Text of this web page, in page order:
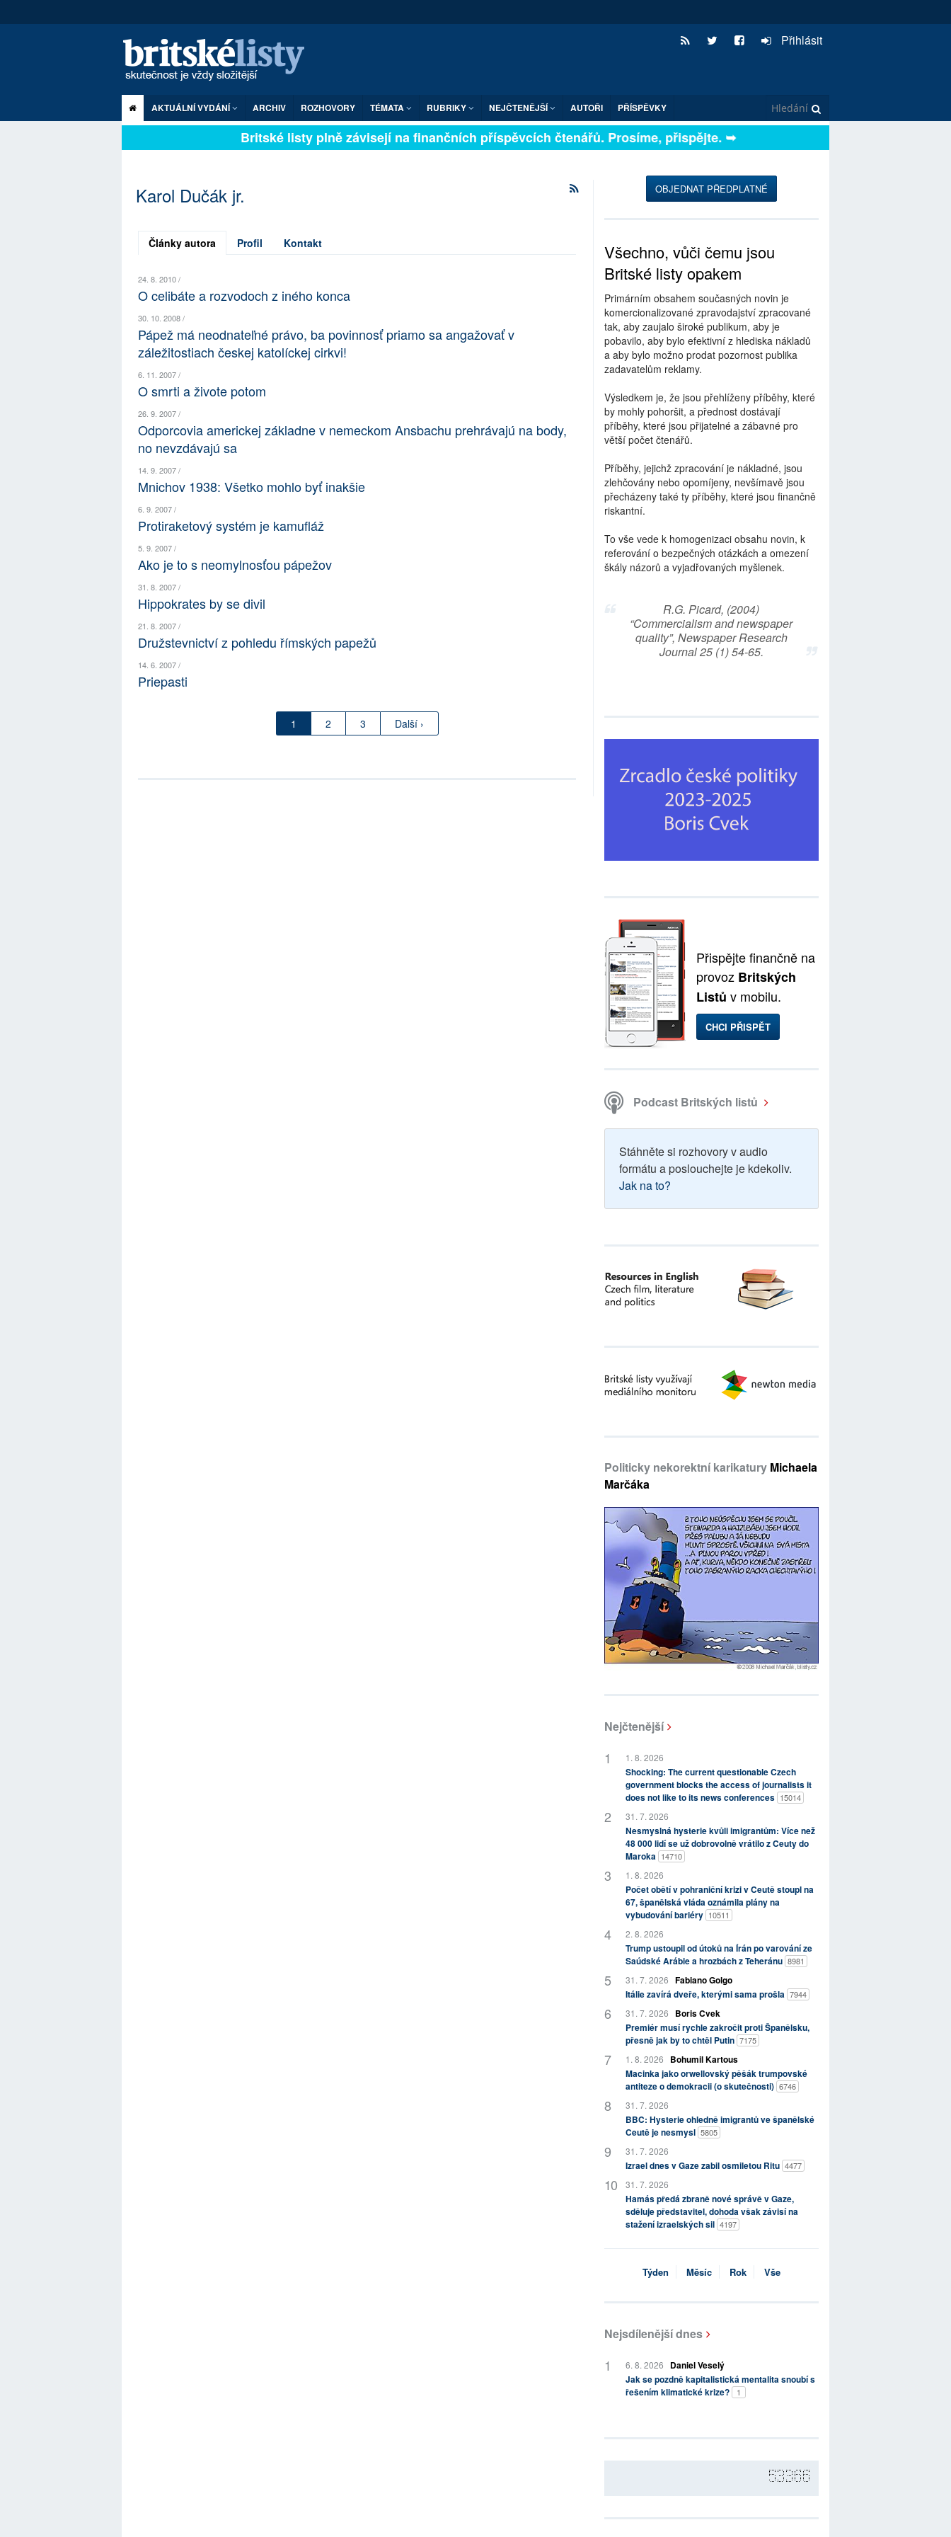
Přihlásit
AKTUÁLNÍ VYDÁNÍ ARCHIV ROZHOVORY TÉMATA RUBRIKY NEJČTENĚJŠÍ AUTOŘI PŘÍSPĚVKY
Britské listy plně závisejí na finančních příspěvcích čtenářů. Prosíme, přispějte. ➥
Karol Dučák jr.
Články autora Profil Kontakt
24. 8. 2010 /
O celibáte a rozvodoch z iného konca
30. 10. 2008 /
Pápež má neodnateľné právo, ba povinnosť priamo sa angažovať v
záležitostiach českej katolíckej cirkvi!
6. 11. 2007 /
O smrti a živote potom
26. 9. 2007 /
Odporcovia americkej základne v nemeckom Ansbachu prehrávajú na body,
no nevzdávajú sa
14. 9. 2007 /
Mnichov 1938: Všetko mohlo byť inakšie
6. 9. 2007 /
Protiraketový systém je kamufláž
5. 9. 2007 /
Ako je to s neomylnosťou pápežov
31. 8. 2007 /
Hippokrates by se divil
21. 8. 2007 /
Družstevnictví z pohledu římských papežů
14. 6. 2007 /
Priepasti
1 2 3 Další ›
OBJEDNAT PŘEDPLATNÉ
Všechno, vůči čemu jsou
Britské listy opakem
Primárním obsahem současných novin je
komercionalizované zpravodajství zpracované
tak, aby zaujalo široké publikum, aby je
pobavilo, aby bylo efektivní z hlediska nákladů
a aby bylo možno prodat pozornost publika
zadavatelům reklamy.
Výsledkem je, že jsou přehlíženy příběhy, které
by mohly pohoršit, a přednost dostávají
příběhy, které jsou přijatelné a zábavné pro
větší počet čtenářů.
Příběhy, jejichž zpracování je nákladné, jsou
zlehčovány nebo opomíjeny, nevšímavě jsou
přecházeny také ty příběhy, které jsou finančně
riskantní.
To vše vede k homogenizaci obsahu novin, k
referování o bezpečných otázkách a omezení
škály názorů a vyjadřovaných myšlenek.
R.G. Picard, (2004)
“Commercialism and newspaper
quality”, Newspaper Research
Journal 25 (1) 54-65.
Přispějte finančně na
provoz Britských
Listů v mobilu.
CHCI PŘISPĚT
Podcast Britských listů
Stáhněte si rozhovory v audio
formátu a poslouchejte je kdekoliv.
Jak na to?
Politicky nekorektní karikatury Michaela
Marčáka
Nejčtenější
1. 8. 2026
Shocking: The current questionable Czech
government blocks the access of journalists it
does not like to its news conferences 15014
31. 7. 2026
Nesmyslná hysterie kvůli imigrantům: Více než
48 000 lidí se už dobrovolně vrátilo z Ceuty do
Maroka 14710
1. 8. 2026
Počet obětí v pohraniční krizi v Ceutě stoupl na
67, španělská vláda oznámila plány na
vybudování bariéry 10511
2. 8. 2026
Trump ustoupil od útoků na Írán po varování ze
Saúdské Arábie a hrozbách z Teheránu 8981
31. 7. 2026 Fabiano Golgo
Itálie zavírá dveře, kterými sama prošla 7944
31. 7. 2026
Boris Cvek
Premiér musí rychle zakročit proti Španělsku,
přesně jak by to chtěl Putin 7175
1. 8. 2026
Bohumil Kartous
Macinka jako orwellovský pěšák trumpovské
antiteze o demokracii (o skutečnosti) 6746
31. 7. 2026
BBC: Hysterie ohledně imigrantů ve španělské
Ceutě je nesmysl 5805
31. 7. 2026
Izrael dnes v Gaze zabil osmiletou Ritu 4477
31. 7. 2026
Hamás předá zbraně nové správě v Gaze,
sděluje představitel, dohoda však závisí na
stažení izraelských sil 4197
Týden Měsíc Rok Vše
Nejsdílenější dnes
6. 8. 2026
Daniel Veselý
Jak se pozdně kapitalistická mentalita snoubí s
řešením klimatické krize?
1
53366